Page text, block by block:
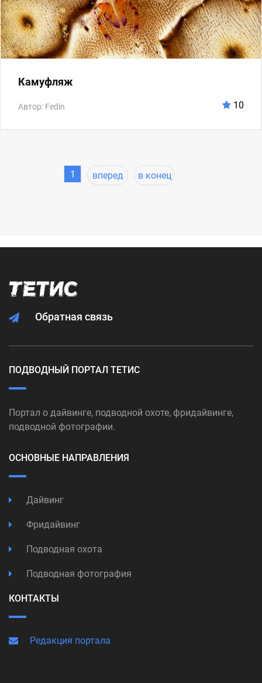
Камуфляж
Автор: Fedin 10
1 вперед в конец
Обратная связь
ПОДВОДНЫЙ ПОРТАЛ ТЕТИС
Портал о дайвинге, подводной охоте, фридайвинге,
подводной фотографии.
ОСНОВНЫЕ НАПРАВЛЕНИЯ
Дайвинг
Фридайвинг
Подводная охота
Подводная фотография
КОНТАКТЫ
Редакция портала